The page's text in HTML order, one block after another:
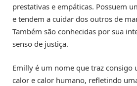
prestativas e empáticas. Possuem
e tendem a cuidar dos outros de
Também são conhecidas por sua
senso de justiça.
Emilly é um nome que traz consigo
calor e calor humano, refletindo